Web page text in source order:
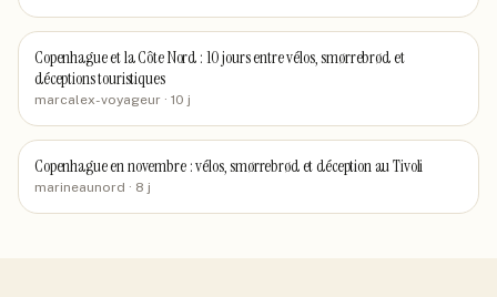
Copenhague et la Côte Nord : 10 jours entre vélos, smørrebrød et
déceptions touristiques
marcalex-voyageur · 10 j
Copenhague en novembre : vélos, smørrebrød et déception au Tivoli
marineaunord · 8 j